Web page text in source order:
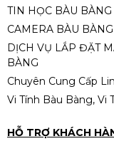
TIN HỌC BÀU BÀNG
CAMERA BÀU BÀNG
DỊCH VỤ LẮP ĐẶT
BÀNG
Chuyên Cung Cấp
Vi Tính Bàu Bàng, Vi
HỖ TRỢ KHÁCH